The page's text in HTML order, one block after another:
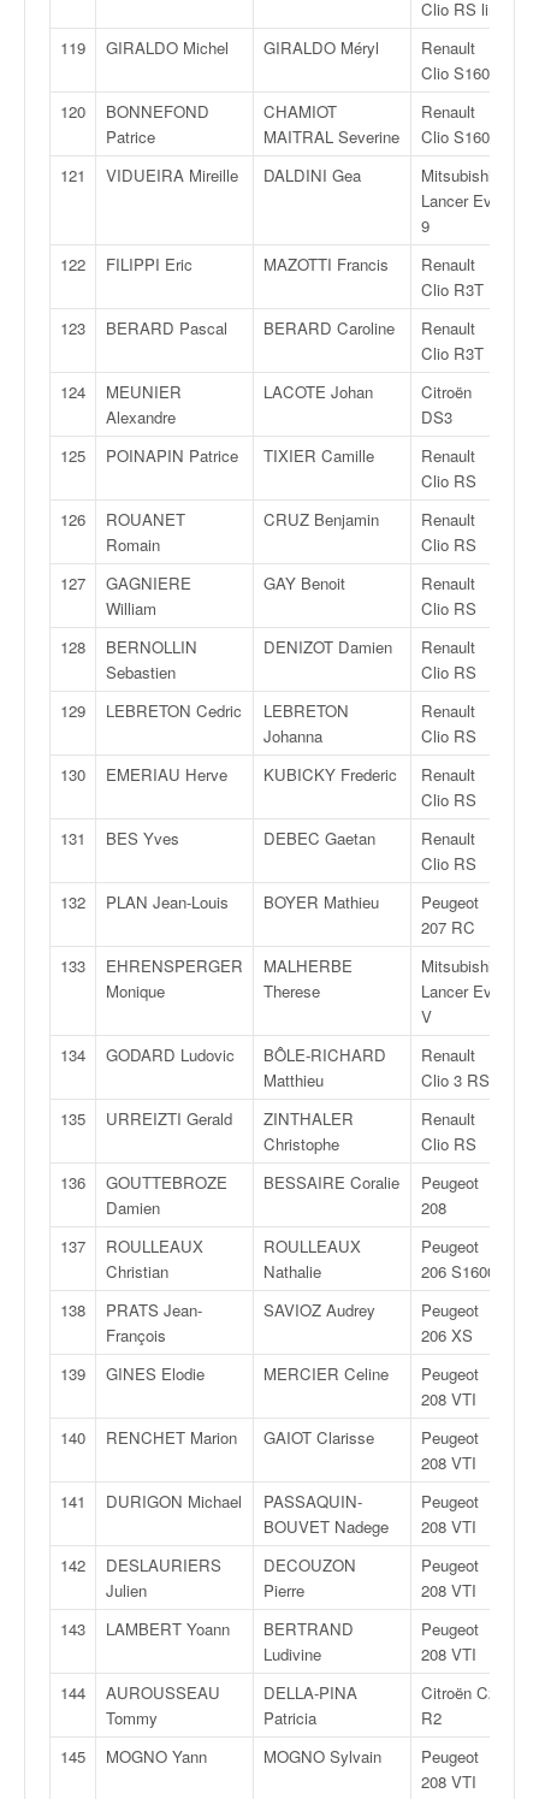
Clio RS line
119
GIRALDO Michel GIRALDO Méryl
Renault
Clio S1600
120
BONNEFOND
Patrice
CHAMIOT
MAITRAL Severine
Renault
Clio S1600
121 VIDUEIRA Mireille DALDINI Gea
Mitsubishi
Lancer Evo
9
122 FILIPPI Eric MAZOTTI Francis
Renault
Clio R3T
123 BERARD Pascal BERARD Caroline
Renault
Clio R3T
124
MEUNIER
Alexandre
LACOTE Johan
Citroën
DS3
125 POINAPIN Patrice TIXIER Camille
Renault
Clio RS
126
ROUANET
Romain
CRUZ Benjamin
Renault
Clio RS
127
GAGNIERE
William
GAY Benoit
Renault
Clio RS
128
BERNOLLIN
Sebastien
DENIZOT Damien
Renault
Clio RS
129 LEBRETON Cedric
LEBRETON
Johanna
Renault
Clio RS
130 EMERIAU Herve KUBICKY Frederic
Renault
Clio RS
131 BES Yves DEBEC Gaetan
Renault
Clio RS
132 PLAN Jean-Louis BOYER Mathieu
Peugeot
207 RC
133
EHRENSPERGER
Monique
MALHERBE
Therese
Mitsubishi
Lancer Evo
V
134 GODARD Ludovic
BÔLE-RICHARD
Matthieu
Renault
Clio 3 RS
135 URREIZTI Gerald
ZINTHALER
Christophe
Renault
Clio RS
136
GOUTTEBROZE
Damien
BESSAIRE Coralie
Peugeot
208
137
ROULLEAUX
Christian
ROULLEAUX
Nathalie
Peugeot
206 S1600
138
PRATS Jean-
François
SAVIOZ Audrey
Peugeot
206 XS
139 GINES Elodie MERCIER Celine
Peugeot
208 VTI
140 RENCHET Marion GAIOT Clarisse
Peugeot
208 VTI
141 DURIGON Michael
PASSAQUIN-
BOUVET Nadege
Peugeot
208 VTI
142
DESLAURIERS
Julien
DECOUZON
Pierre
Peugeot
208 VTI
143 LAMBERT Yoann
BERTRAND
Ludivine
Peugeot
208 VTI
144
AUROUSSEAU
Tommy
DELLA-PINA
Patricia
Citroën C2
R2
145 MOGNO Yann MOGNO Sylvain
Peugeot
208 VTI